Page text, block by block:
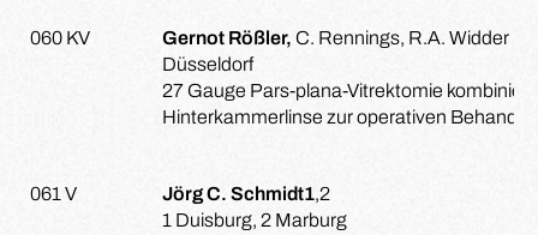
060 KV Gernot Rößler, C. Rennings, R.A. Widder
Düsseldorf
27 Gauge Pars-plana-Vitrektomie
Hinterkammerlinse zur operativen
061 V Jörg C. Schmidt1,2
1 Duisburg, 2 Marburg